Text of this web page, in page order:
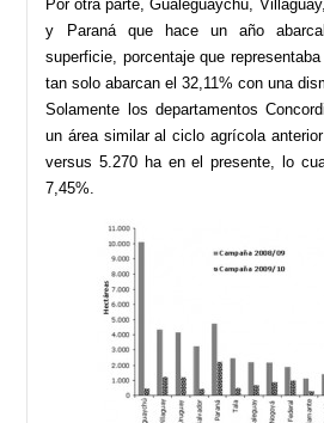
Por otra parte, Gualeguaychú,
y Paraná que hace un año
superficie, porcentaje que
tan solo abarcan el 32,11% con una
Solamente los departamentos
un área similar al ciclo agrícola
versus 5.270 ha en el presente, lo
7,45%.